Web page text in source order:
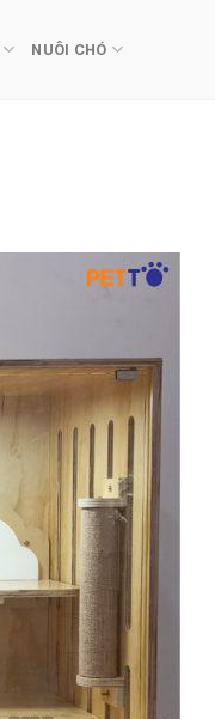
NUÔI CHÓ